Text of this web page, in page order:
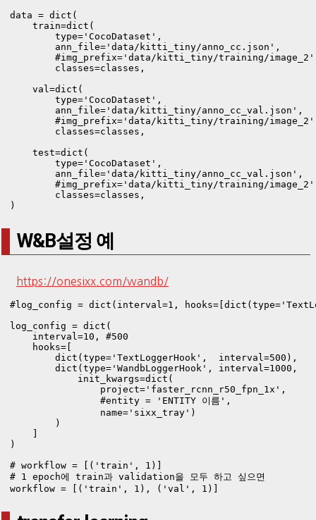
data = dict(
    train=dict(
        type='CocoDataset',
        ann_file='data/kitti_tiny/anno_cc.json',
#img_prefix='data/kitti_tiny/training/
        classes=classes,
    val=dict(
        type='CocoDataset',
        ann_file='data/kitti_tiny/anno_cc_val.json',
#img_prefix='data/kitti_tiny/training/
        classes=classes,
    test=dict(
        type='CocoDataset',
        ann_file='data/kitti_tiny/anno_cc_val.json',
#img_prefix='data/kitti_tiny/training/
        classes=classes,
W&B설정 예
https://onesixx.com/wandb/
#log_config = dict(interval=1,
log_config = dict(
    interval=10, #500
    hooks=[
        dict(type='TextLoggerHook',  interval=500),
        dict(type='WandbLoggerHook', interval=1000,
            init_kwargs=dict(
                project='faster_rcnn_r50_fpn_1x',
                #entity = 'ENTITY 이름',
                name='sixx_tray')
        )
)
# workflow = [('train', 1)]
# 1 epoch에 train과 validation을 모두 하고 싶으면